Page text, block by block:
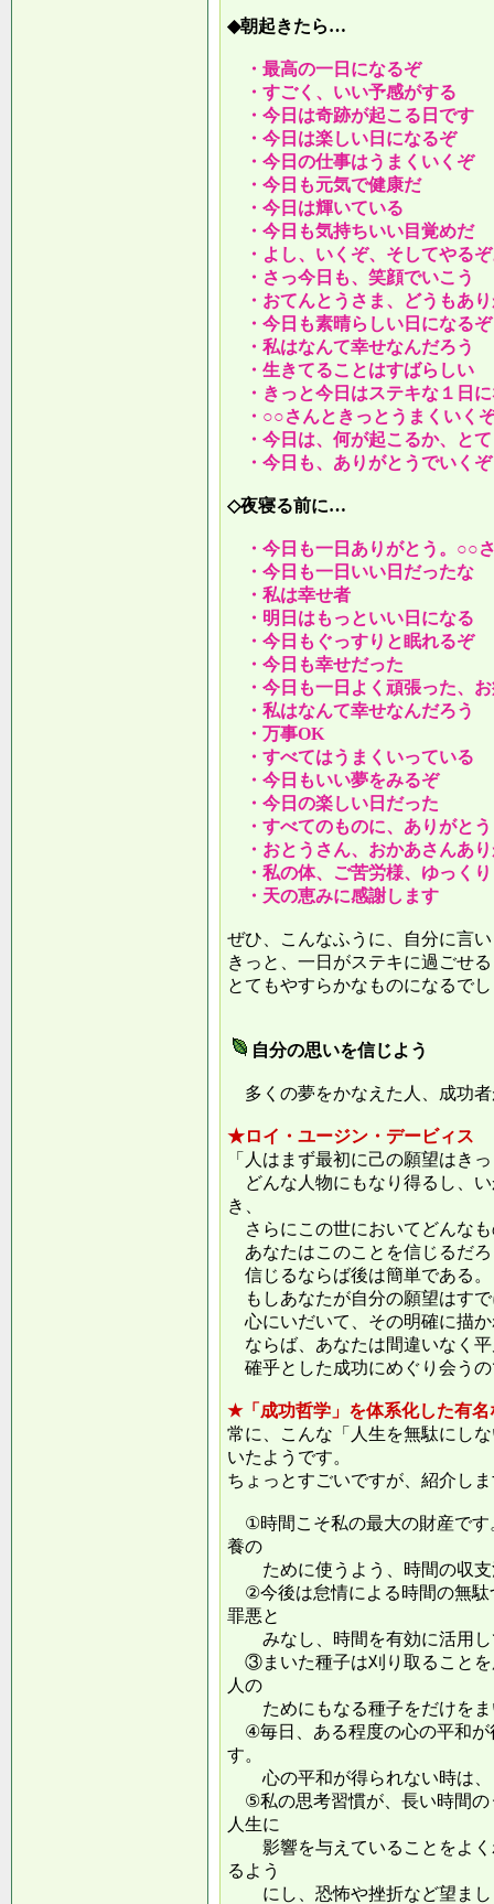
◆朝起きたら…
・最高の一日になるぞ
・すごく、いい予感がする
・今日は奇跡が起こる日です
・今日は楽しい日になるぞ
・今日の仕事はうまくいくぞ
・今日も元気で健康だ
・今日は輝いている
・今日も気持ちいい目覚めだ
・よし、いくぞ、そしてやる
・さっ今日も、笑顔でいこう
・おてんとうさま、どうもあ
・今日も素晴らしい日になるぞ
・私はなんて幸せなんだろう
・生きてることはすばらしい
・きっと今日はステキな１日
・○○さんときっとうまくいく
・今日は、何が起こるか、と
・今日も、ありがとうでいくぞ
◇夜寝る前に…
・今日も一日ありがとう。○○
・今日も一日いい日だったな
・私は幸せ者
・明日はもっといい日になる
・今日もぐっすりと眠れるぞ
・今日も幸せだった
・今日も一日よく頑張った、
・私はなんて幸せなんだろう
・万事OK
・すべてはうまくいっている
・今日もいい夢をみるぞ
・今日の楽しい日だった
・すべてのものに、ありがとう
・おとうさん、おかあさんあ
・私の体、ご苦労様、ゆっく
・天の恵みに感謝します
ぜひ、こんなふうに、自分に言
きっと、一日がステキに過ごせ
とてもやすらかなものになるで
自分の思いを信じよう
多くの夢をかなえた人、成功
★ロイ・ユージン・デービィス
「人はまず最初に己の願望はき
どんな人物にもなり得るし、
き、
さらにこの世においてどんな
あなたはこのことを信じるだ
信じるならば後は簡単である。
もしあなたが自分の願望はす
心にいだいて、その明確に描
ならば、あなたは間違いなく
確乎とした成功にめぐり会う
★「成功哲学」を体系化した有
常に、こんな「人生を無駄にし
いたようです。
ちょっとすごいですが、紹介し
①時間こそ私の最大の財産です
養の
ために使うよう、時間の収支
②今後は怠情による時間の無駄
罪悪と
みなし、時間を有効に活用し
③まいた種子は刈り取ることを
人の
ためにもなる種子をだけをま
④毎日、ある程度の心の平和が
す。
心の平和が得られない時は、
⑤私の思考習慣が、長い時間の
人生に
影響を与えていることをよく
るよう
にし、恐怖や挫折など望まし